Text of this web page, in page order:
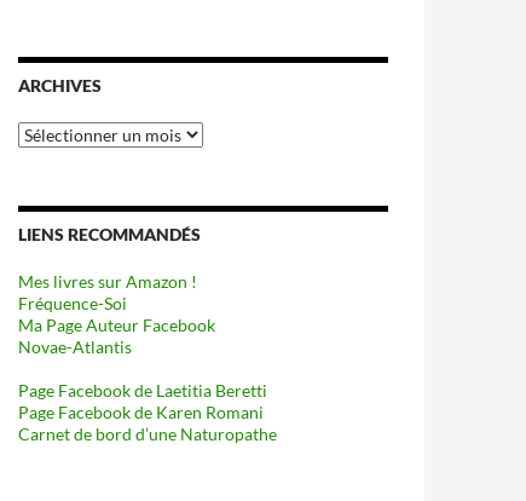
ARCHIVES
Archives
LIENS RECOMMANDÉS
Mes livres sur Amazon !
Fréquence-Soi
Ma Page Auteur Facebook
Novae-Atlantis
Page Facebook de Laetitia Beretti
Page Facebook de Karen Romani
Carnet de bord d’une Naturopathe